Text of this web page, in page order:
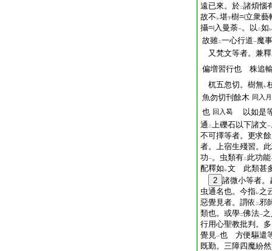
遠已來。於二諸煩惱
故不 レ堪下樹
立衆藝
攝
入曼荼一。以 二如 レ
故雖二一心行道一魔
又梵文等者。兼釋
偏増習行也 株追
杌五忽切。樹無レ
魚勿切刊餘木 同入月
也 回入曷
以如是
通 二上礫石以下諸文一
不可擇等者。更求
者。上宿生殘習。
功一。虫類有二 此功能
配釋如 レ文 此類甚
2 諸微小等者。
虫通名也。今指レ之
惡覺見者。謂依 二邪
類也。或學二佛法一
行用心聖教批判。多
覺見一也 方便驅遣
既勤。三障四魔紛